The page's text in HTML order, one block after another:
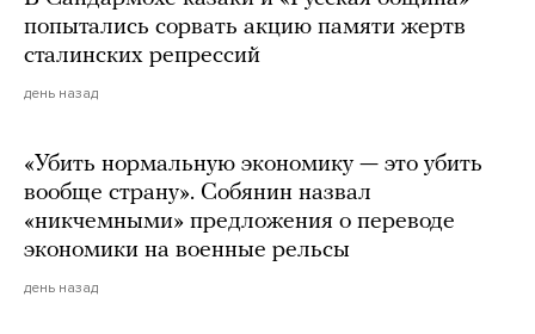
попытались сорвать акцию памяти жертв
сталинских репрессий
день назад
«Убить нормальную экономику — это убить
вообще страну». Собянин назвал
«никчемными» предложения о переводе
экономики на военные рельсы
день назад